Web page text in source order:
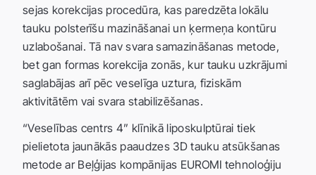
sejas korekcijas procedūra, kas paredzēta lokālu
tauku polsterīšu mazināšanai un ķermeņa kontūru
uzlabošanai. Tā nav svara samazināšanas metode,
bet gan formas korekcija zonās, kur tauku uzkrājumi
saglabājas arī pēc veselīga uztura, fiziskām
aktivitātēm vai svara stabilizēšanas.
“Veselības centrs 4” klīnikā liposkulptūrai tiek
pielietota jaunākās paaudzes 3D tauku atsūkšanas
metode ar Beļģijas kompānijas EUROMI tehnoloģiju